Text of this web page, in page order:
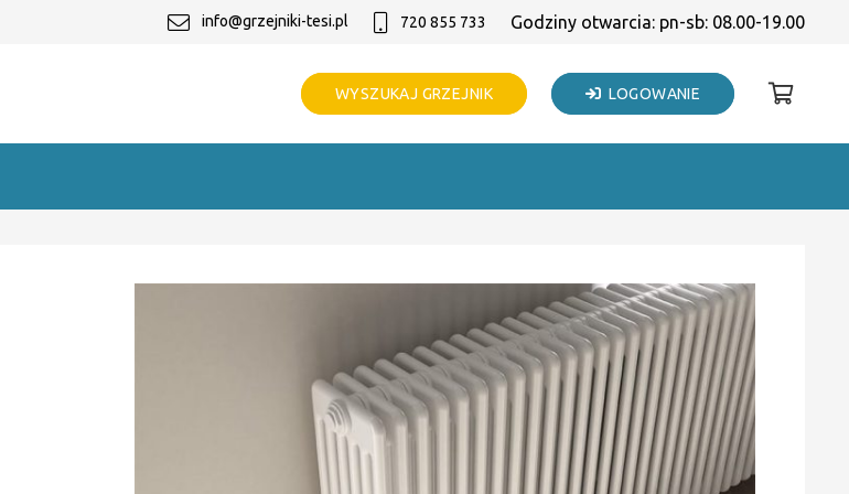
info@grzejniki-tesi.pl 720 855 733 Godziny otwarcia: pn-sb: 08.00-19.00
WYSZUKAJ GRZEJNIK LOGOWANIE